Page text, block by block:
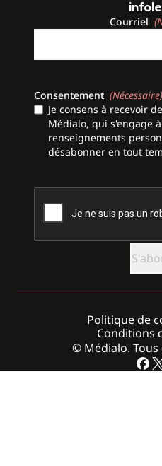
Courriel
Consentement (Nécessaire)
Je consens à recevoir
Médialo, qui s'engage
renseignements
désabonner en tout
CAPTCHA
© Médialo.
Politique de
Conditions